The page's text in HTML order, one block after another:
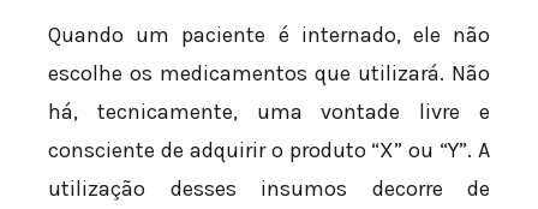
Quando um paciente é internado, ele não
escolhe os medicamentos que utilizará. Não
há, tecnicamente, uma vontade livre e
consciente de adquirir o produto “X” ou “Y”. A
utilização desses insumos decorre de